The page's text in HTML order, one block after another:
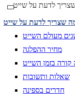
לדעת על שייט
שצריך לדעת על שייט
מעולם השייט
מחיר ההפלגה
קורה בזמן השייט
שאלות ותשובות
חדרים בספינה
DD/MM/YYקו נטוי